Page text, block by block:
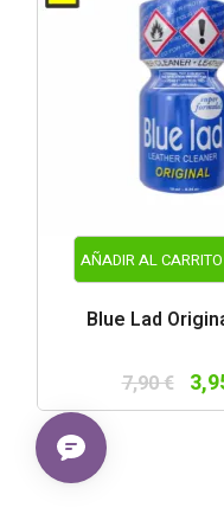
AÑADIR AL CARRITO
Blue Lad
7,90 €